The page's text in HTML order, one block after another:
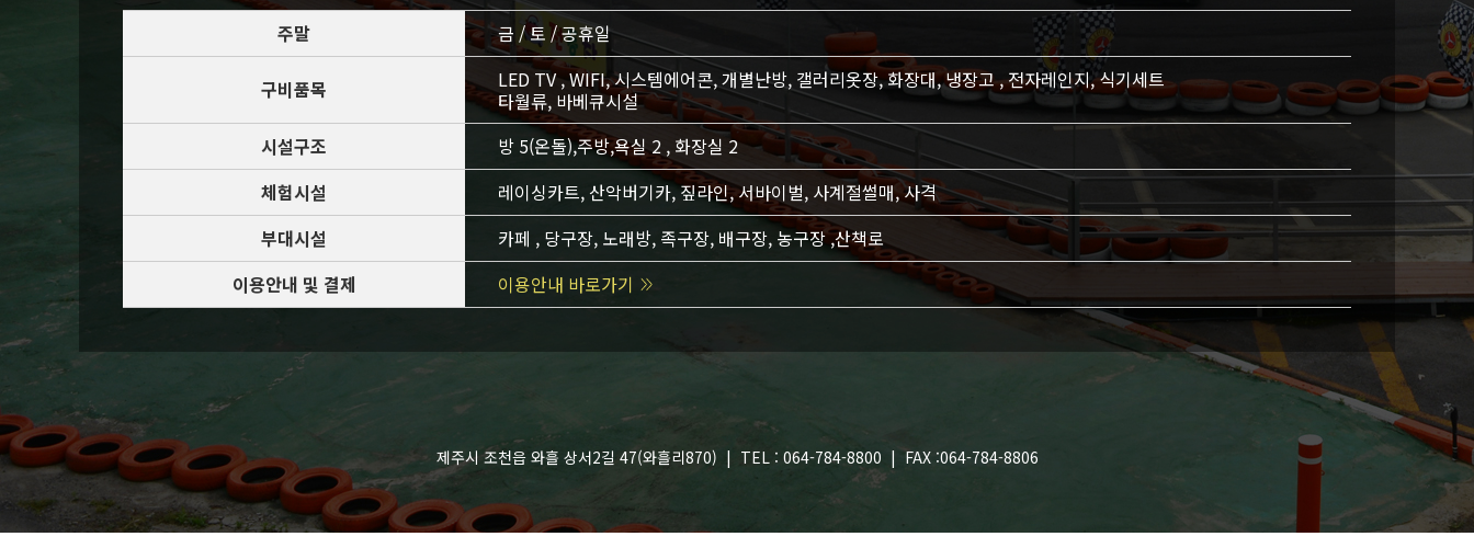
주말 금 / 토 / 공휴일
구비품목
LED TV , WIFI, 시스템에어콘, 개별난방, 갤러리옷장, 화장대, 냉장고 , 전자레인지, 식기세트
타월류, 바베큐시설
시설구조
방 5(온돌),주방,욕실 2 , 화장실 2
체험시설
레이싱카트, 산악버기카, 짚라인, 서바이벌, 사계절썰매, 사격
부대시설
카페 , 당구장, 노래방, 족구장, 배구장, 농구장 ,산책로
이용안내 및 결제
이용안내 바로가기
제주시 조천읍 와흘 상서2길 47(와흘리870) | TEL : 064-784-8800 | FAX :064-784-8806